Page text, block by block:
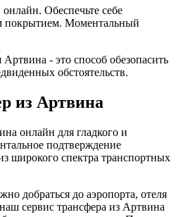
Обеспечьте себе
покрытием. Моментальный
- это способ обезопасить
обстоятельств.
из Артвина
онлайн для гладкого и
подтверждение
широкого спектра транспортных
добраться до аэропорта, отеля
сервис трансфера из Артвина